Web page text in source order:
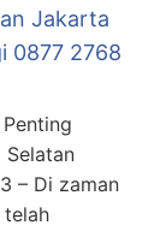
Jakarta
0877 2768
Selatan
– Di zaman
telah